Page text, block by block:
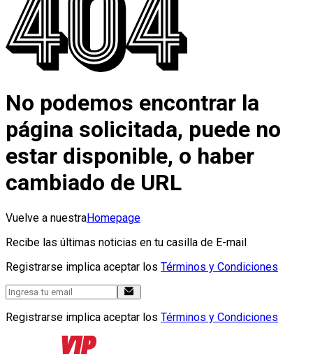
No podemos encontrar la
página solicitada, puede no
estar disponible, o haber
cambiado de URL
Vuelve a nuestraHomepage
Recibe las últimas noticias en tu casilla de E-mail
Registrarse implica aceptar los Términos y Condiciones
Registrarse implica aceptar los Términos y Condiciones